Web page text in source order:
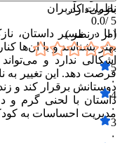
بازمی‌دارد.
اما در مسیر داستان،
بهتر بشناسد و با ان‌ها
اشکالی ندارد و
فرصت دهد. این تغییر به
دوستانش برقرار کند و
داستان با لحنی گرم و
مدیریت احساسات به
نظرات کاربران
5 /
0.0
( از ۰ نظر )
5
۰
4
۰
3
۰